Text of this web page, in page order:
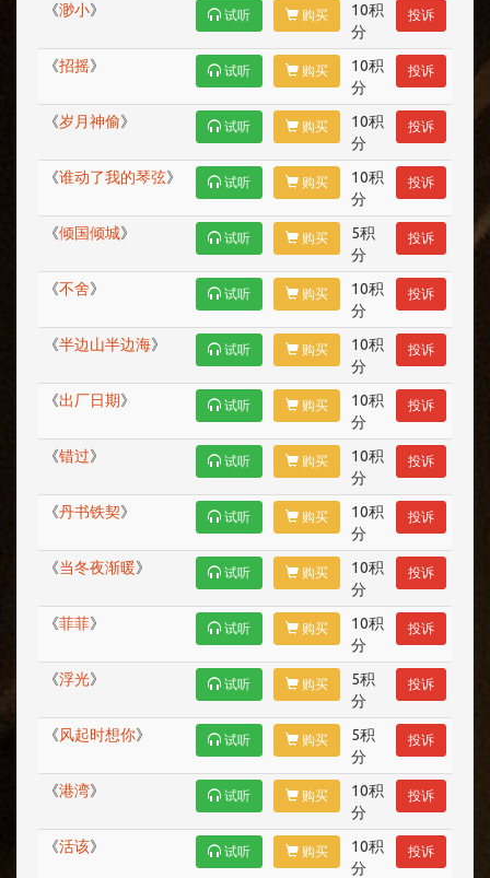
《渺小》 试听 购买
10积
分
投诉
《招摇》 试听 购买
10积
分
投诉
《岁月神偷》 试听 购买
10积
分
投诉
《谁动了我的琴弦》 试听 购买
10积
分
投诉
《倾国倾城》 试听 购买
5积
分
投诉
《不舍》 试听 购买
10积
分
投诉
《半边山半边海》 试听 购买
10积
分
投诉
《出厂日期》 试听 购买
10积
分
投诉
《错过》 试听 购买
10积
分
投诉
《丹书铁契》 试听 购买
10积
分
投诉
《当冬夜渐暖》 试听 购买
10积
分
投诉
《菲菲》 试听 购买
10积
分
投诉
《浮光》 试听 购买
5积
分
投诉
《风起时想你》 试听 购买
5积
分
投诉
《港湾》 试听 购买
10积
分
投诉
《活该》 试听 购买
10积
分
投诉